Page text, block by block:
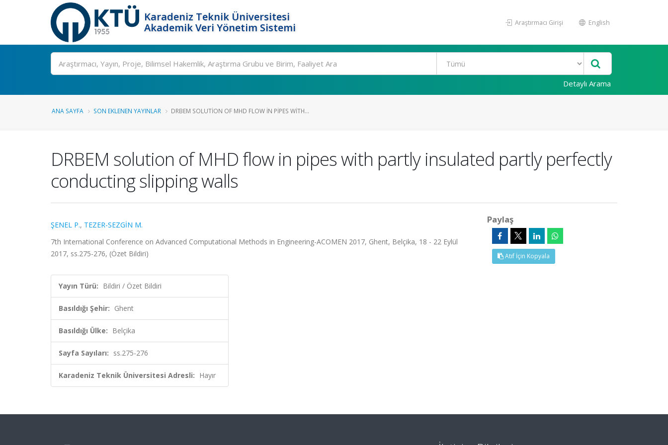
Karadeniz Teknik Üniversitesi
Akademik Veri Yönetim Sistemi
Araştırmacı Girişi English
Ara
Detaylı Arama
ANA SAYFA SON EKLENEN YAYINLAR DRBEM SOLUTION OF MHD FLOW IN PIPES WITH...
DRBEM solution of MHD flow in pipes with partly insulated partly perfectly
conducting slipping walls
ŞENEL P., TEZER-SEZGİN M.
7th International Conference on Advanced Computational Methods in Engineering-ACOMEN 2017, Ghent, Belçika, 18 - 22 Eylül
2017, ss.275-276, (Özet Bildiri)
Yayın Türü: Bildiri / Özet Bildiri
Basıldığı Şehir: Ghent
Basıldığı Ülke: Belçika
Sayfa Sayıları: ss.275-276
Karadeniz Teknik Üniversitesi Adresli: Hayır
Paylaş
Atıf İçin Kopyala